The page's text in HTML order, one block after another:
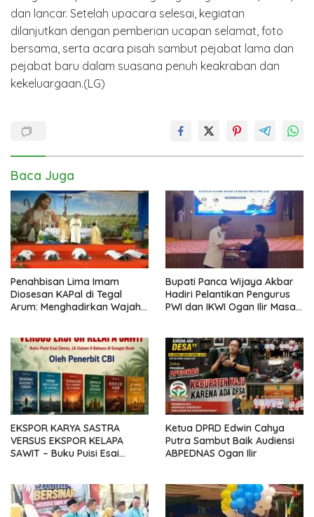
dan lancar. Setelah upacara selesai, kegiatan
dilanjutkan dengan pemberian ucapan selamat, foto
bersama, serta acara pisah sambut pejabat lama dan
pejabat baru dalam suasana penuh keakraban dan
kekeluargaan.(LG)
Baca Juga
Penahbisan Lima Imam
Diosesan KAPal di Tegal
Arum: Menghadirkan Wajah
Bupati Panca Wijaya Akbar
Hadiri Pelantikan Pengurus
PWI dan IKWI Ogan Ilir Masa
EKSPOR KARYA SASTRA
VERSUS EKSPOR KELAPA
SAWIT – Buku Puisi Esai
Books
Ketua DPRD Edwin Cahya
Putra Sambut Baik Audiensi
ABPEDNAS Ogan Ilir